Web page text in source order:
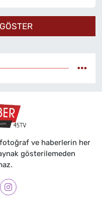
ve haberlerin her
gösterilemeden